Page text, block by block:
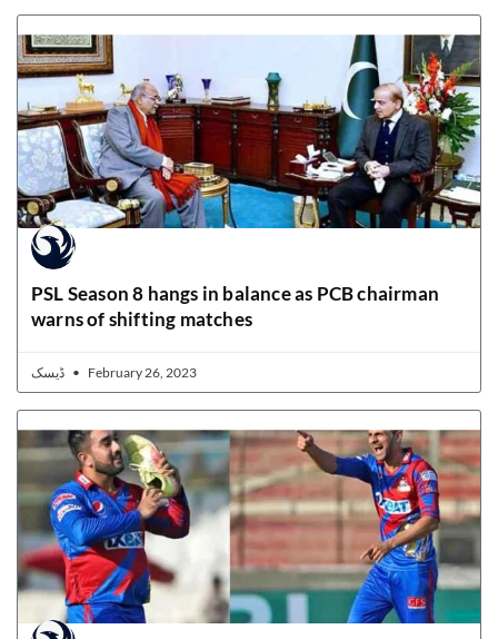
PSL Season 8 hangs in balance as PCB chairman
warns of shifting matches
February 26, 2023